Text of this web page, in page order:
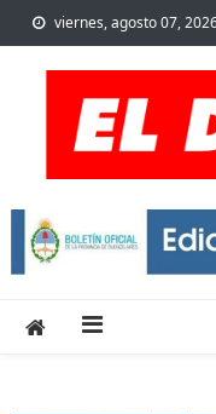
to
content
viernes, agosto 07,
El